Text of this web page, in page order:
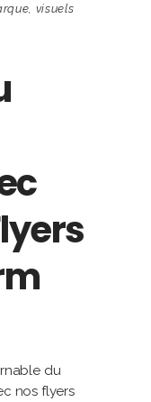
visuels
du
nos flyers